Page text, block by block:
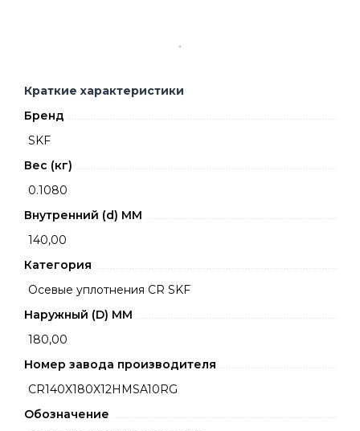
Краткие характеристики
Бренд
SKF
Вес (кг)
0.1080
Внутренний (d) ММ
140,00
Категория
Осевые уплотнения CR SKF
Наружный (D) ММ
180,00
Номер завода производителя
CR140X180X12HMSA10RG
Обозначение